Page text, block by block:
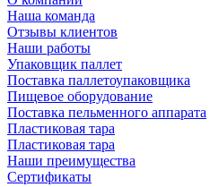
Наша команда
Отзывы клиентов
Наши работы
Упаковщик паллет
Поставка паллетоупаковщика
Пищевое оборудование
Поставка пельменного аппарата
Пластиковая тара
Пластиковая тара
Наши преимущества
Сертификаты